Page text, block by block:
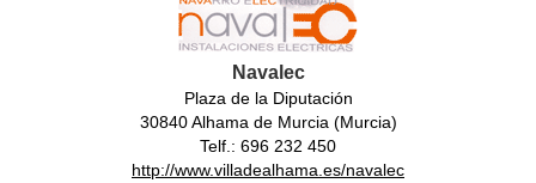
Navalec
Plaza de la Diputación
30840 Alhama de Murcia (Murcia)
Telf.: 696 232 450
http://www.villadealhama.es/navalec